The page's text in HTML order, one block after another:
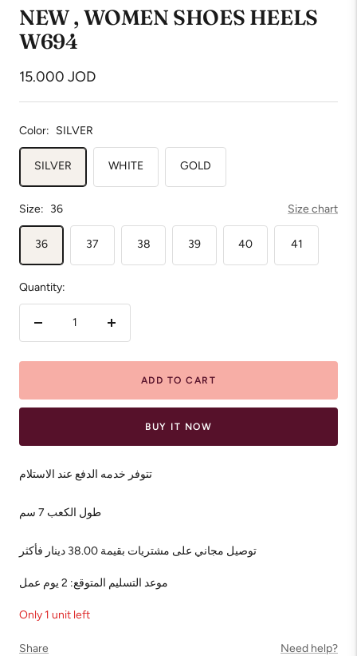
NEW , WOMEN SHOES HEELS
W694
Sale
price
15.000 JOD
Color: SILVER
SILVER WHITE GOLD
Size: 36 Size chart
36 37 38 39 40 41
Quantity:
Decrease
Increase
ADD TO CART
BUY IT NOW
تتوفر خدمه الدفع عند الاستلام
توصيل مجاني على مشتريات بقيمة 38.00 دينار فأكثر
Only 1 unit left
Share Need help?